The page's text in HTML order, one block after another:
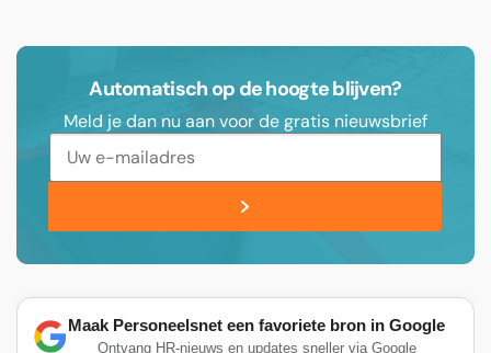
Automatisch op de hoogte blijven?
Meld je dan nu aan voor de gratis nieuwsbrief
Maak Personeelsnet een favoriete bron in Google
Ontvang HR-nieuws en updates sneller via Google